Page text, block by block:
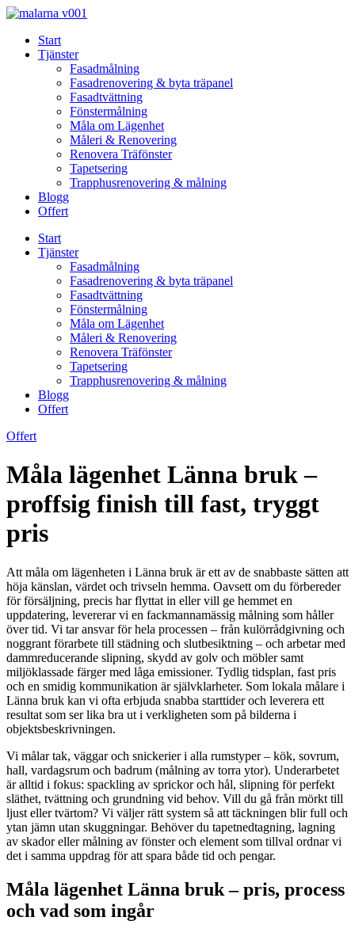
Skip
contentStart
Tjänster
Fasadmålning
Fasadrenovering & byta träpanel
Fasadtvättning
Fönstermålning
Måla om Lägenhet
Måleri & Renovering
Renovera Träfönster
Tapetsering
Trapphusrenovering & målning
Blogg
Offert
Start
Tjänster
Fasadmålning
Fasadrenovering & byta träpanel
Fasadtvättning
Fönstermålning
Måla om Lägenhet
Måleri & Renovering
Renovera Träfönster
Tapetsering
Trapphusrenovering & målning
Blogg
Offert
Offert
Måla lägenhet Länna bruk –
proffsig finish till fast, tryggt
pris
Att måla om lägenheten i Länna bruk är ett av de snabbaste sätten att
höja känslan, värdet och trivseln hemma. Oavsett om du förbereder
för försäljning, precis har flyttat in eller vill ge hemmet en
uppdatering, levererar vi en fackmannamässig målning som håller
över tid. Vi tar ansvar för hela processen – från kulörrådgivning och
noggrant förarbete till städning och slutbesiktning – och arbetar med
dammreducerande slipning, skydd av golv och möbler samt
miljöklassade färger med låga emissioner. Tydlig tidsplan, fast pris
och en smidig kommunikation är självklarheter. Som lokala målare i
Länna bruk kan vi ofta erbjuda snabba starttider och leverera ett
resultat som ser lika bra ut i verkligheten som på bilderna i
objektsbeskrivningen.
Vi målar tak, väggar och snickerier i alla rumstyper – kök, sovrum,
hall, vardagsrum och badrum (målning av torra ytor). Underarbetet
är alltid i fokus: spackling av sprickor och hål, slipning för perfekt
släthet, tvättning och grundning vid behov. Vill du gå från mörkt till
ljust eller tvärtom? Vi väljer rätt system så att täckningen blir full och
ytan jämn utan skuggningar. Behöver du tapetnedtagning, lagning
av skador eller målning av fönster och element som tillval ordnar vi
det i samma uppdrag för att spara både tid och pengar.
Måla lägenhet Länna bruk – pris, process
och vad som ingår